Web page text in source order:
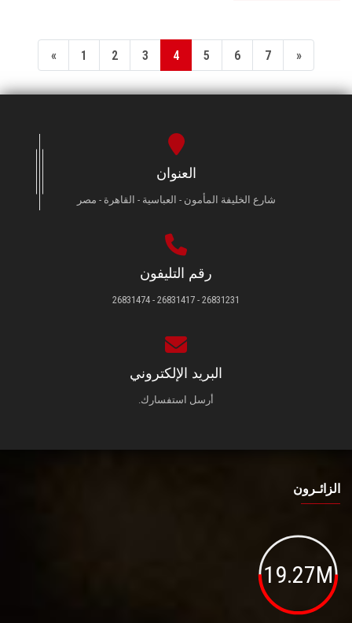
« 1 2 3 4 5 6 7 »
العنوان
شارع الخليفة المأمون - العباسية - القاهرة - مصر
رقم التليفون
26831231 - 26831417 - 26831474
البريد الإلكتروني
أرسل استفسارك.
الزائـرون
19.27M